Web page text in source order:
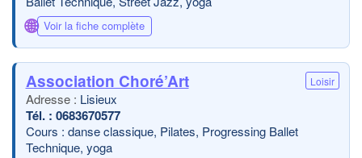
🌐 Voir la fiche complète
Association Choré’Art Loisir
Lisieux
0683670577
Cours : danse classique, Pilates, Progressing Ballet
Technique, yoga